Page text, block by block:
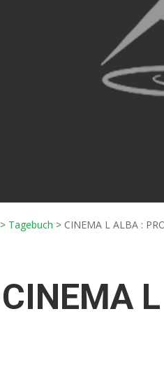
> Tagebuch > CINEMA L ALBA :
CINEMA